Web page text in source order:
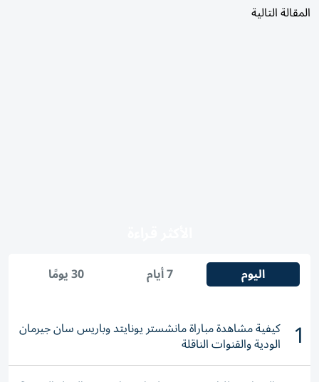
المقالة التالية
اليوم 7 أيام 30 يومًا
1 كيفية مشاهدة مباراة مانشستر يونايتد وباريس سان جيرمان
الودية والقنوات الناقلة